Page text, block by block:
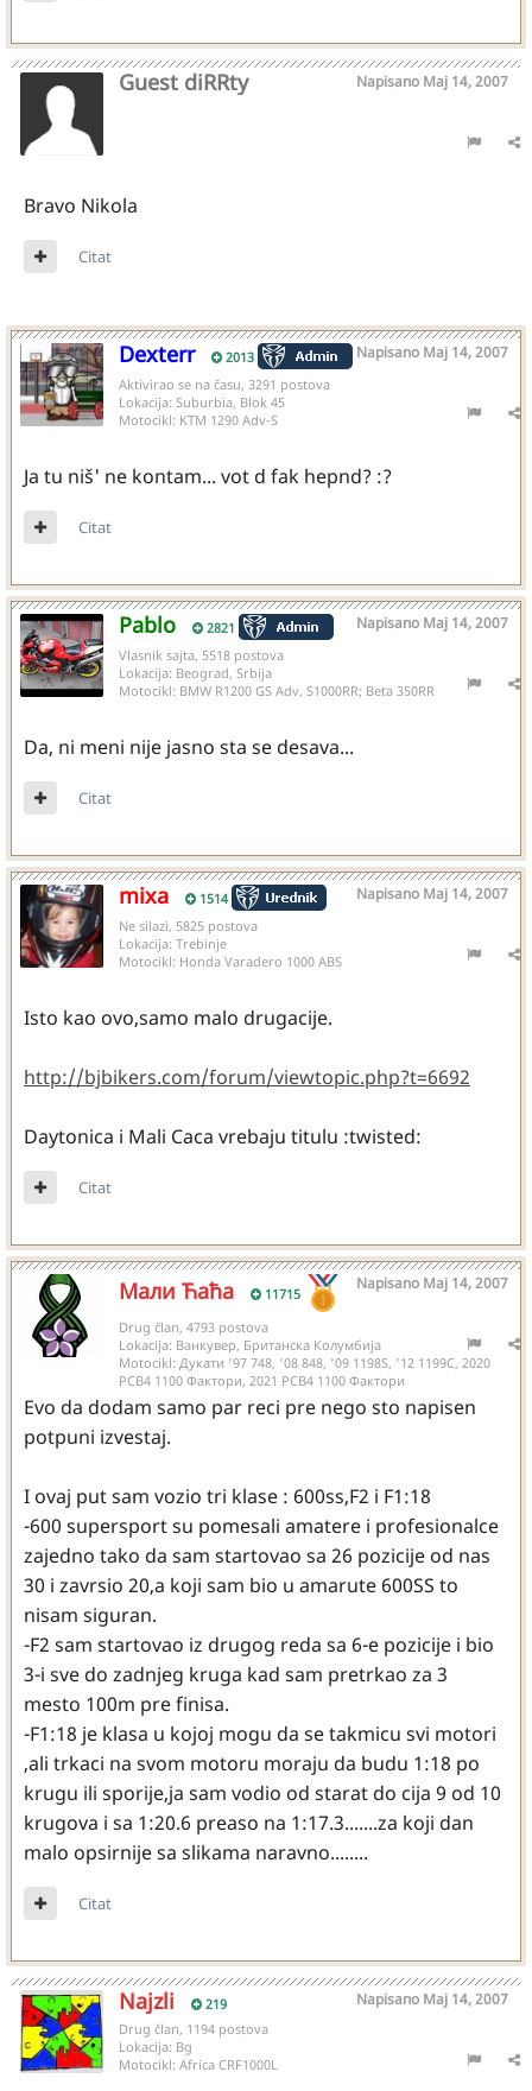
Guest diRRty Napisano Maj 14, 2007
Bravo Nikola
Citat
Dexterr 2013 Napisano Maj 14, 2007
Aktivirao se na času, 3291 postova
Lokacija: Suburbia, Blok 45
Motocikl: KTM 1290 Adv-S
Ja tu niš' ne kontam... vot d fak hepnd? :?
Citat
Pablo 2821 Napisano Maj 14, 2007
Vlasnik sajta, 5518 postova
Lokacija: Beograd, Srbija
Motocikl: BMW R1200 GS Adv, S1000RR; Beta 350RR
Da, ni meni nije jasno sta se desava...
Citat
mixa 1514 Napisano Maj 14, 2007
Ne silazi, 5825 postova
Lokacija: Trebinje
Motocikl: Honda Varadero 1000 ABS
Isto kao ovo,samo malo drugacije.
http://bjbikers.com/forum/viewtopic.php?t=6692
Daytonica i Mali Caca vrebaju titulu :twisted:
Citat
Мали Ћаћа 11715
Napisano Maj 14, 2007
Drug član, 4793 postova
Lokacija: Ванкувер, Британска Колумбија
Motocikl: Дукати '97 748, '08 848, '09 1198S, '12 1199С, 2020
РСВ4 1100 Фактори, 2021 РСВ4 1100 Фактори
Evo da dodam samo par reci pre nego sto napisen
potpuni izvestaj.
I ovaj put sam vozio tri klase : 600ss,F2 i F1:18
-600 supersport su pomesali amatere i profesionalce
zajedno tako da sam startovao sa 26 pozicije od nas
30 i zavrsio 20,a koji sam bio u amarute 600SS to
nisam siguran.
-F2 sam startovao iz drugog reda sa 6-e pozicije i bio
3-i sve do zadnjeg kruga kad sam pretrkao za 3
mesto 100m pre finisa.
-F1:18 je klasa u kojoj mogu da se takmicu svi motori
,ali trkaci na svom motoru moraju da budu 1:18 po
krugu ili sporije,ja sam vodio od starat do cija 9 od 10
krugova i sa 1:20.6 preaso na 1:17.3.......za koji dan
malo opsirnije sa slikama naravno........
Citat
Najzli 219 Napisano Maj 14, 2007
Drug član, 1194 postova
Lokacija: Bg
Motocikl: Africa CRF1000L